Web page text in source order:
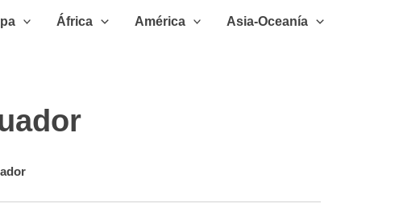
África América Asia-Oceanía